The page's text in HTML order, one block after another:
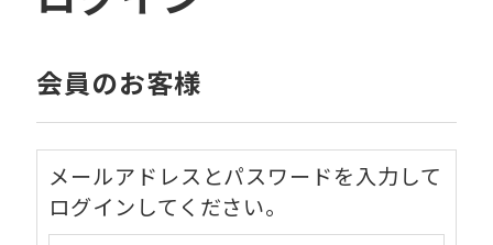
会員のお客様
メールアドレスとパスワードを入力して
ログインしてください。